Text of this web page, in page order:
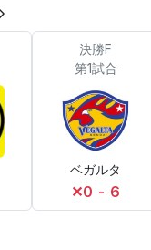
決勝F
第1試合
ベガルタ
✕0 - 6